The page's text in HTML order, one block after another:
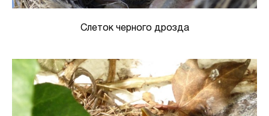
Слеток черного дрозда